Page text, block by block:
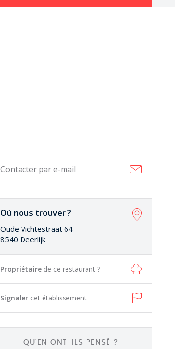
Contacter par e-mail
Où nous trouver ?
Oude Vichtestraat 64
8540 Deerlijk
Propriétaire de ce restaurant ?
Signaler cet établissement
QU'EN ONT-ILS PENSÉ ?